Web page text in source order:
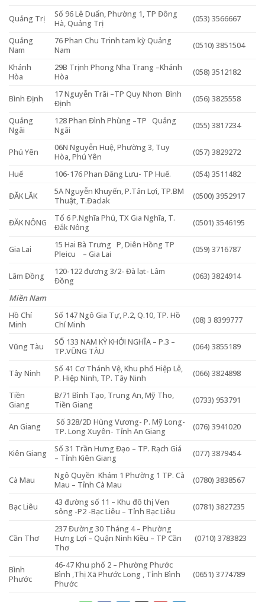
Quảng Trị
Số 96 Lê Duẩn, Phường 1, TP Đông
Hà, Quảng Trị
(053) 3566667
Quảng
Nam
76 Phan Chu Trinh tam kỳ Quảng
Nam
(0510) 3851504
Khánh
Hòa
29B Trịnh Phong Nha Trang –Khánh
Hòa
(058) 3512182
Bình Định
17 Nguyễn Trãi –TP Quy Nhơn Bình
Định
(056) 3825558
Quảng
Ngãi
128 Phan Đình Phùng –TP Quảng
Ngãi
(055) 3817234
Phú Yên
06N Nguyễn Huệ, Phường 3, Tuy
Hòa, Phú Yên
(057) 3829272
Huế 106-176 Phan Đăng Lưu- TP Huế. (054) 3511482
ĐĂK LĂK
5A Nguyễn Khuyến, P.Tân Lợi, TP.BM
Thuật, T.Đaclak
(0500) 3952917
ĐĂK NÔNG
Tổ 6 P.Nghĩa Phú, TX Gia Nghĩa, T.
Đắk Nông
(0501) 3546195
Gia Lai
15 Hai Bà Trưng P, Diên Hồng TP
Pleicu – Gia Lai
(059) 3716787
Lâm Đồng
120-122 đương 3/2- Đà lạt- Lâm
Đồng
(063) 3824914
Miền Nam
Hồ Chí
Minh
Số 147 Ngô Gia Tự, P.2, Q.10, TP. Hồ
Chí Minh
(08) 3 8399777
Vũng Tàu
SỐ 133 NAM KỲ KHỞI NGHĨA – P.3 –
TP.VŨNG TÀU
(064) 3855189
Tây Ninh
Số 41 Cơ Thánh Vệ, Khu phố Hiệp Lễ,
P. Hiệp Ninh, TP. Tây Ninh
(066) 3824898
Tiền
Giang
B/71 Bình Tạo, Trung An, Mỹ Tho,
Tiền Giang
(0733) 953791
An Giang
Số 328/2D Hùng Vương- P. Mỹ Long-
TP. Long Xuyên- Tỉnh An Giang
(076) 3941020
Kiên Giang
Số 31 Trần Hưng Đạo – TP. Rạch Giá
– Tỉnh Kiên Giang
(077) 3879454
Cà Mau
Ngô Quyền Khám 1 Phường 1 TP. Cà
Mau – Tỉnh Cà Mau
(0780) 3838567
Bạc Liêu
43 đường số 11 – Khu đô thị Ven
sông -P2 -Bạc Liêu – Tỉnh Bạc Liêu
(0781) 3827235
Cần Thơ
237 Đường 30 Tháng 4 – Phường
Hưng Lợi – Quận Ninh Kiều – TP Cần
Thơ
(0710) 3783823
Bình
Phước
46-47 Khu phố 2 – Phường Phước
Bình ,Thị Xã Phước Long , Tỉnh Bình
Phước
(0651) 3774789